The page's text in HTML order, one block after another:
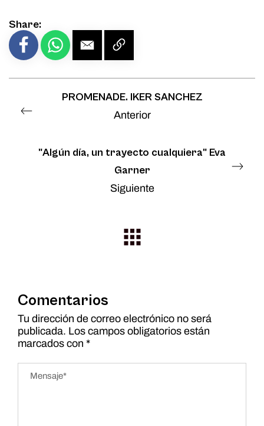
Share:
PROMENADE. IKER SANCHEZ
Anterior
"Algún día, un trayecto cualquiera" Eva
Garner
Siguiente
Comentarios
Tu dirección de correo electrónico no será
publicada. Los campos obligatorios están
marcados con *